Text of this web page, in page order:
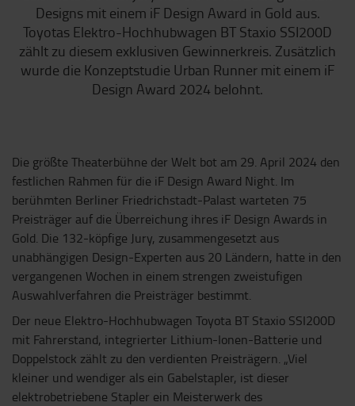
Designs mit einem iF Design Award in Gold aus.
Toyotas Elektro-Hochhubwagen BT Staxio SSI200D
zählt zu diesem exklusiven Gewinnerkreis. Zusätzlich
wurde die Konzeptstudie Urban Runner mit einem iF
Design Award 2024 belohnt.
Die größte Theaterbühne der Welt bot am 29. April 2024 den
festlichen Rahmen für die iF Design Award Night. Im
berühmten Berliner Friedrichstadt-Palast warteten 75
Preisträger auf die Überreichung ihres iF Design Awards in
Gold. Die 132-köpfige Jury, zusammengesetzt aus
unabhängigen Design-Experten aus 20 Ländern, hatte in den
vergangenen Wochen in einem strengen zweistufigen
Auswahlverfahren die Preisträger bestimmt.
Der neue Elektro-Hochhubwagen Toyota BT Staxio SSI200D
mit Fahrerstand, integrierter Lithium-Ionen-Batterie und
Doppelstock zählt zu den verdienten Preisträgern. „Viel
kleiner und wendiger als ein Gabelstapler, ist dieser
elektrobetriebene Stapler ein Meisterwerk des